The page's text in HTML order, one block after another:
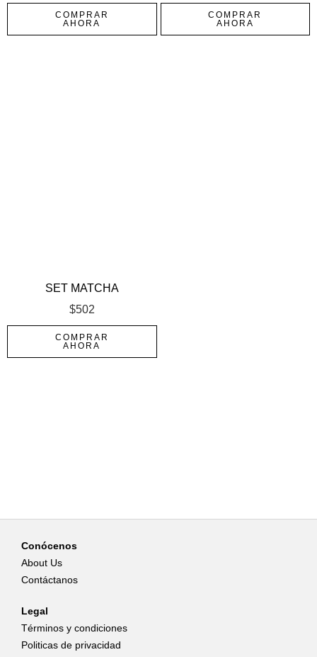
COMPRAR
AHORA
COMPRAR
AHORA
SET MATCHA
$502
COMPRAR
AHORA
Conócenos
About Us
Contáctanos
Legal
Términos y condiciones
Politicas de privacidad